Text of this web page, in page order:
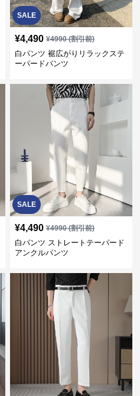
SALE
¥4,490 ¥4990(割引前)
白パンツ 裾広がりリラックステ
ーパードパンツ
SALE
¥4,490 ¥4990(割引前)
白パンツ ストレートテーパード
アンクルパンツ